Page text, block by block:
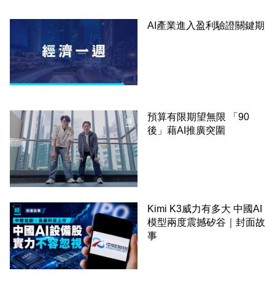
AI產業進入盈利驗證關鍵期
預算有限期望無限 「90
後」藉AI推廣突圍
Kimi K3威力有多大 中國AI
模型兩度震撼矽谷｜封面故
事